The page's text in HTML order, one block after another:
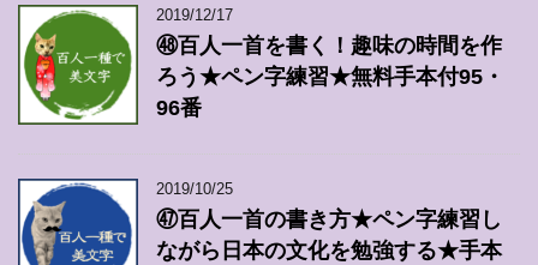
2019/12/17
㊽百人一首を書く！趣味の時間を作
ろう★ペン字練習★無料手本付95・
96番
2019/10/25
㊼百人一首の書き方★ペン字練習し
ながら日本の文化を勉強する★手本